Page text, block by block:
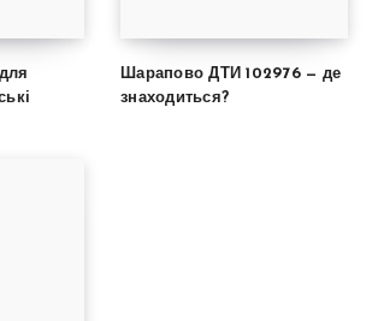
Шарапово ДТИ 102976 — де
знаходиться?